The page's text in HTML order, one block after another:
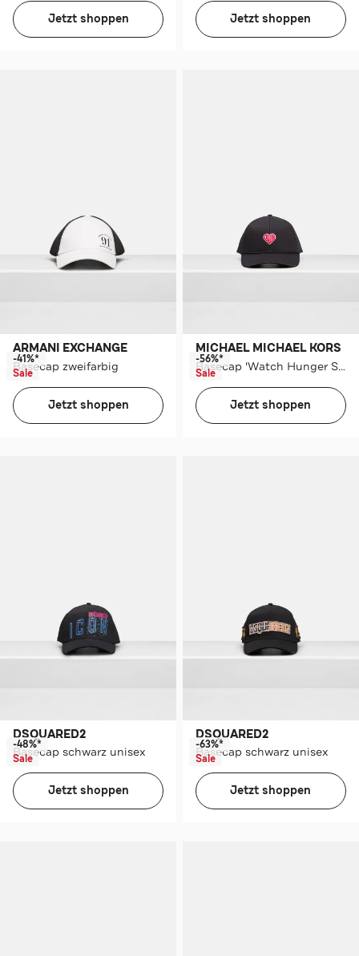
Jetzt shoppen Jetzt shoppen
ARMANI EXCHANGE
Basecap zweifarbig
-41%*
Sale
Jetzt shoppen
MICHAEL MICHAEL KORS
Basecap 'Watch Hunger Stop' schwarz unisex
-56%*
Sale
Jetzt shoppen
DSQUARED2
Basecap schwarz unisex
-48%*
Sale
Jetzt shoppen
DSQUARED2
Basecap schwarz unisex
-63%*
Sale
Jetzt shoppen